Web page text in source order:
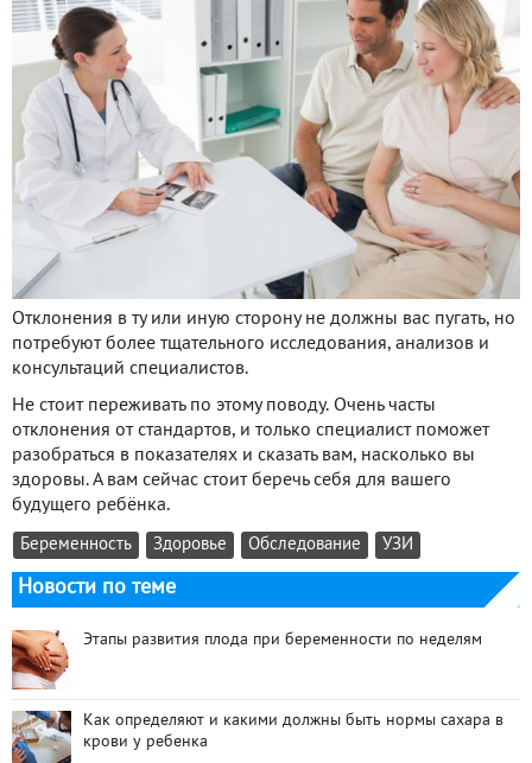
Отклонения в ту или иную сторону не должны вас пугать, но
потребуют более тщательного исследования, анализов и
консультаций специалистов.
Не стоит переживать по этому поводу. Очень часты
отклонения от стандартов, и только специалист поможет
разобраться в показателях и сказать вам, насколько вы
здоровы. А вам сейчас стоит беречь себя для вашего
будущего ребёнка.
Беременность Здоровье Обследование УЗИ
Новости по теме
Этапы развития плода при беременности по неделям
Как определяют и какими должны быть нормы сахара в
крови у ребенка